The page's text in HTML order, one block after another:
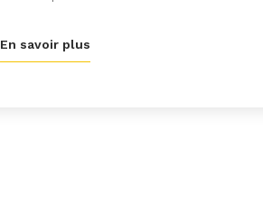
En savoir plus